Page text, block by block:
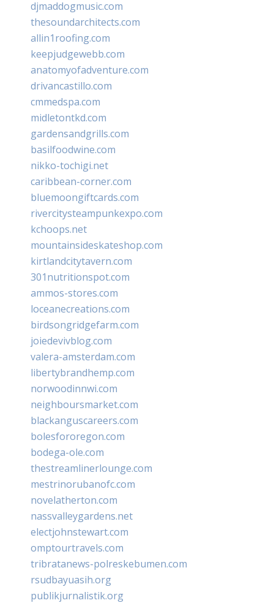
djmaddogmusic.com
thesoundarchitects.com
allin1roofing.com
keepjudgewebb.com
anatomyofadventure.com
drivancastillo.com
cmmedspa.com
midletontkd.com
gardensandgrills.com
basilfoodwine.com
nikko-tochigi.net
caribbean-corner.com
bluemoongiftcards.com
rivercitysteampunkexpo.com
kchoops.net
mountainsideskateshop.com
kirtlandcitytavern.com
301nutritionspot.com
ammos-stores.com
loceanecreations.com
birdsongridgefarm.com
joiedevivblog.com
valera-amsterdam.com
libertybrandhemp.com
norwoodinnwi.com
neighboursmarket.com
blackanguscareers.com
bolesfororegon.com
bodega-ole.com
thestreamlinerlounge.com
mestrinorubanofc.com
novelatherton.com
nassvalleygardens.net
electjohnstewart.com
omptourtravels.com
tribratanews-polreskebumen.com
rsudbayuasih.org
publikjurnalistik.org